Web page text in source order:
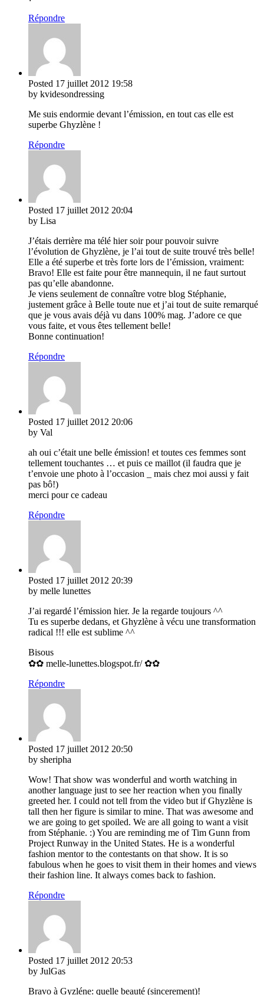
Répondre
Posted 17 juillet 2012 19:58
by kvidesondressing
Me suis endormie devant l’émission, en tout cas elle est
superbe Ghyzlène !
Répondre
Posted 17 juillet 2012 20:04
by Lisa
J’étais derrière ma télé hier soir pour pouvoir suivre
l’évolution de Ghyzlène, je l’ai tout de suite trouvé très belle!
Elle a été superbe et très forte lors de l’émission, vraiment:
Bravo! Elle est faite pour être mannequin, il ne faut surtout
pas qu’elle abandonne.
Je viens seulement de connaître votre blog Stéphanie,
justement grâce à Belle toute nue et j’ai tout de suite remarqué
que je vous avais déjà vu dans 100% mag. J’adore ce que
vous faite, et vous êtes tellement belle!
Bonne continuation!
Répondre
Posted 17 juillet 2012 20:06
by Val
ah oui c’était une belle émission! et toutes ces femmes sont
tellement touchantes … et puis ce maillot (il faudra que je
t’envoie une photo à l’occasion _ mais chez moi aussi y fait
pas bô!)
merci pour ce cadeau
Répondre
Posted 17 juillet 2012 20:39
by melle lunettes
J’ai regardé l’émission hier. Je la regarde toujours ^^
Tu es superbe dedans, et Ghyzlène à vécu une transformation
radical !!! elle est sublime ^^
Bisous
✿✿ melle-lunettes.blogspot.fr/ ✿✿
Répondre
Posted 17 juillet 2012 20:50
by sheripha
Wow! That show was wonderful and worth watching in
another language just to see her reaction when you finally
greeted her. I could not tell from the video but if Ghyzlène is
tall then her figure is similar to mine. That was awesome and
we are going to get spoiled. We are all going to want a visit
from Stéphanie. :) You are reminding me of Tim Gunn from
Project Runway in the United States. He is a wonderful
fashion mentor to the contestants on that show. It is so
fabulous when he goes to visit them in their homes and views
their fashion line. It always comes back to fashion.
Répondre
Posted 17 juillet 2012 20:53
by JulGas
Bravo à Gyzléne: quelle beauté (sincerement)!